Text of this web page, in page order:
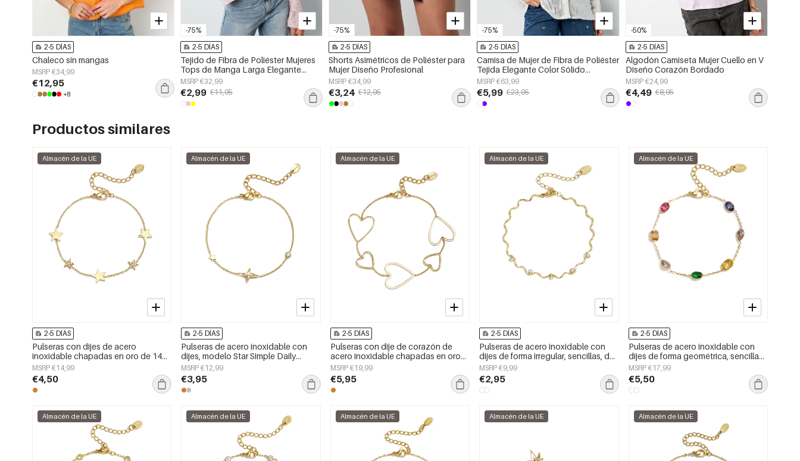
2-5 DÍAS
Chaleco sin mangas
MSRP €34,99
€12,95
+8
-75%
2-5 DÍAS
Tejido de Fibra de Poliéster Mujeres
Tops de Manga Larga Elegante
Color Sólido Primavera/Verano
MSRP €32,99
€2,99 €11,95
-75%
2-5 DÍAS
Shorts Asimétricos de Poliéster para
Mujer Diseño Profesional
MSRP €34,99
€3,24 €12,95
-75%
2-5 DÍAS
Camisa de Mujer de Fibra de Poliéster
Tejida Elegante Color Sólido
Primavera/Verano
MSRP €63,99
€5,99 €23,95
-50%
2-5 DÍAS
Algodón Camiseta Mujer Cuello en V
Diseño Corazón Bordado
MSRP €24,99
€4,49 €8,95
Productos similares
Almacén de la UE
2-5 DÍAS
Pulseras con dijes de acero
inoxidable chapadas en oro de 14
quilates, serie Star Daily Simple,
joyería para mujer
MSRP €14,99
€4,50
Almacén de la UE
2-5 DÍAS
Pulseras de acero inoxidable con
dijes, modelo Star Simple Daily
Simple Series, joyería para mujer
MSRP €12,99
€3,95
Almacén de la UE
2-5 DÍAS
Pulseras con dije de corazón de
acero inoxidable chapadas en oro
de 14 quilates, serie sencilla para el
día a día, joyería para mujer
MSRP €19,99
€5,95
Almacén de la UE
2-5 DÍAS
Pulseras de acero inoxidable con
dijes de forma irregular, sencillas, de
la serie Simple Daily, joyería para
mujer
MSRP €9,99
€2,95
Almacén de la UE
2-5 DÍAS
Pulseras de acero inoxidable con
dijes de forma geométrica, sencillas,
de la serie Daily Simple, joyería para
mujer.
MSRP €17,99
€5,50
Almacén de la UE Almacén de la UE Almacén de la UE Almacén de la UE Almacén de la UE